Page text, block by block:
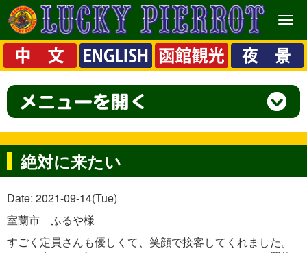
メ
ニ
ュ
ー
絶対に来たい
Date: 2021-09-14(Tue)
室蘭市 ふるや様
すごく定員さんも優しくて、笑顔で接客してくれました。